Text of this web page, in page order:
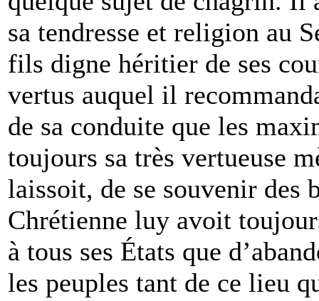
sa tendresse et religion au
fils digne héritier de ses
vertus auquel il
de sa conduite que les
toujours sa très vertueuse
laissoit, de se souvenir des
Chrétienne luy avoit
à tous ses États que
les peuples tant de ce lieu